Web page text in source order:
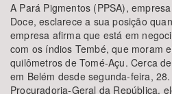
A Pará Pigmentos (PPSA),
Doce, esclarece a sua posição
empresa afirma que está em
com os índios Tembé, que moram
quilômetros de Tomé-Açu. Cerca
em Belém desde segunda-feira,
Procuradoria-Geral da República,